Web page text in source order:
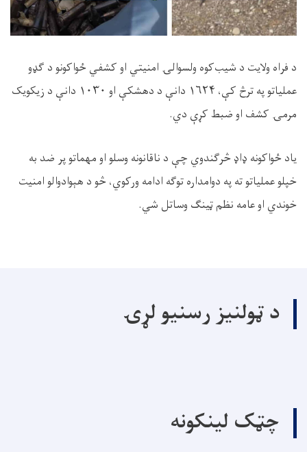
د فراه ولایت د شیب‌کوه ولسوالۍ امنیتي او کشفي ځواکونو د ګډو
عملیاتو په ترڅ کې، ۱۶۲۴ دانې د دهشکې او ۱۰۳۰ دانې د زیکویک
مرمۍ کشف او ضبط کړې دي.
یاد ځواکونه ډاډ څرګندوي چې د ناقانونه وسلو او مهماتو پر ضد به
خپلو عملیاتو ته په دوامداره توګه ادامه ورکوي، څو د هېوادوالو امنیت
خوندي او عامه نظم ټینګ وساتل شي.
د ټولنیز رسنیو لړۍ
چټک لینکونه